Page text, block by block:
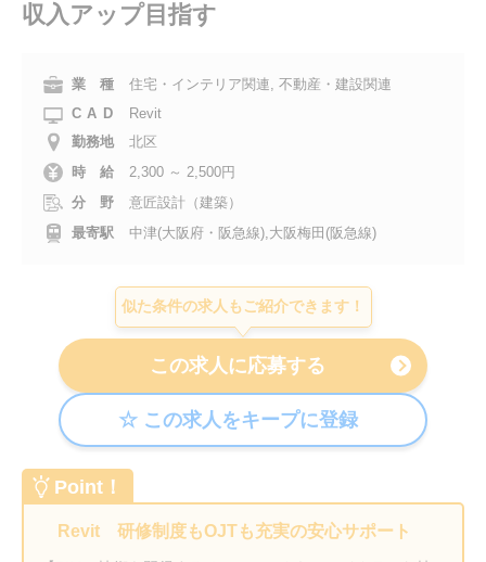
東 京 0120-630-660
名古屋 0120-960-379 横 浜 0120-978-186
電話受付：平日 9:15～19:00
収入アップ目指す
業 種
住宅・インテリア関連, 不動産・建設関連
CAD
Revit
勤務地
北区
時 給
2,300 ～ 2,500円
分 野
意匠設計（建築）
最寄駅
中津(大阪府・阪急線),大阪梅田(阪急線)
似た条件の求人もご紹介できます！
Point！
Revit 研修制度もOJTも充実の安心サポート